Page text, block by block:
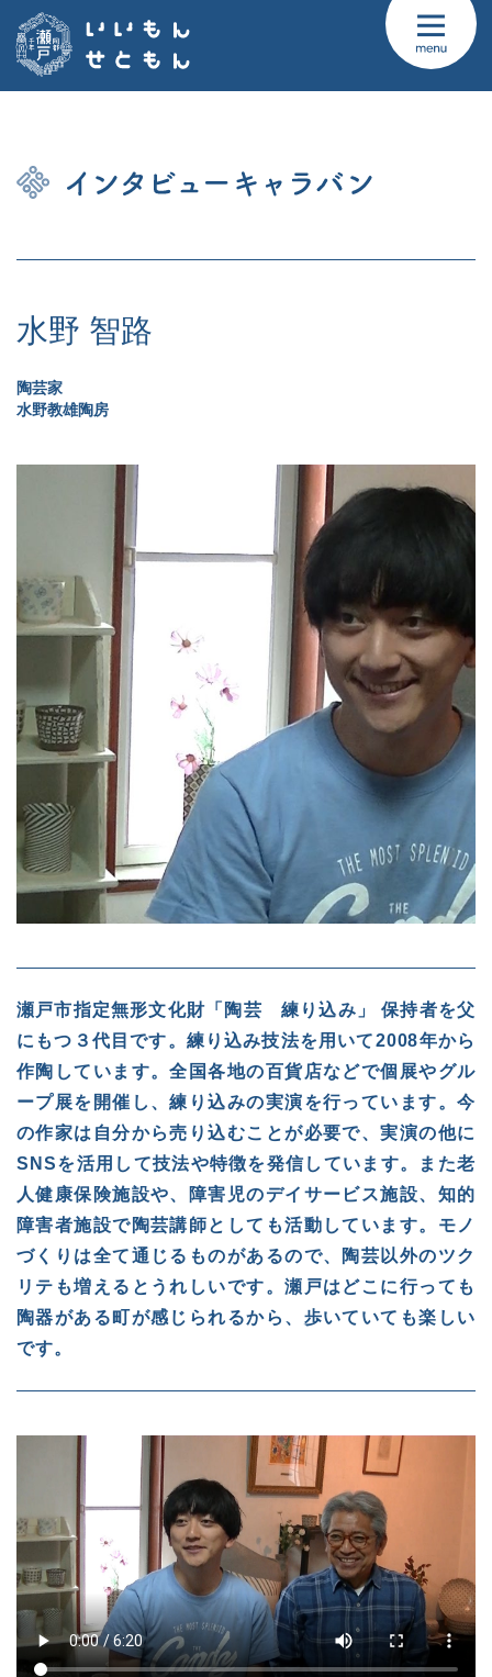
水野 智路
陶芸家
水野教雄陶房
瀬戸市指定無形文化財「陶芸 練り込み」 保持者を父
にもつ３代目です。練り込み技法を用いて2008年から
作陶しています。全国各地の百貨店などで個展やグル
ープ展を開催し、練り込みの実演を行っています。今
の作家は自分から売り込むことが必要で、実演の他に
SNSを活用して技法や特徴を発信しています。また老
人健康保険施設や、障害児のデイサービス施設、知的
障害者施設で陶芸講師としても活動しています。モノ
づくりは全て通じるものがあるので、陶芸以外のツク
リテも増えるとうれしいです。瀬戸はどこに行っても
陶器がある町が感じられるから、歩いていても楽しい
です。